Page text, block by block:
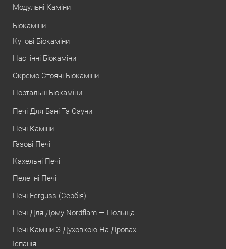
Модульні Каміни
Біокаміни
Кутові Біокаміни
Настінні Біокаміни
Окремо Стоячі Біокаміни
Портальні Біокаміни
Печі Для Бані Та Сауни
Печі-Каміни
Газові Печі
Кахельні Печі
Пелетні Печі
Печі Ferguss (Сербія)
Печі Для Дому Nordflam — Польща
Печі-Каміни З Духовкою На Дровах
Іспанія